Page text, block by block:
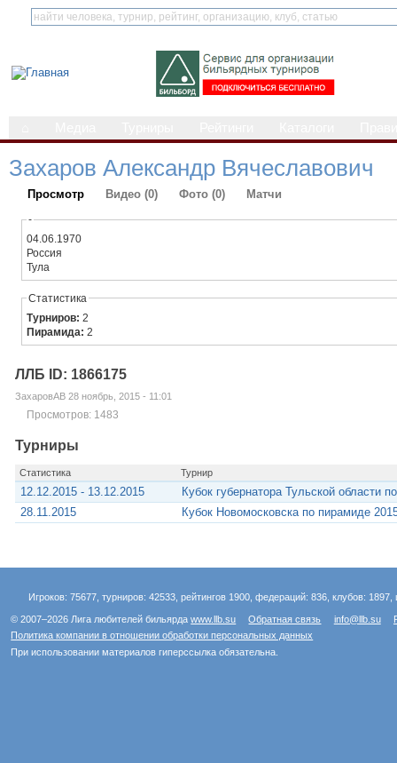
Захаров Александр Вячеславович
Просмотр Видео (0) Фото (0) Матчи
-
04.06.1970
Россия
Тула
Статистика
Турниров:2
Пирамида:2
ЛЛБ ID: 1866175
ЗахаровАВ 28 ноябрь, 2015 - 11:01
Просмотров: 1483
Турниры
Статистика Турнир
12.12.2015 - 13.12.2015
Кубок губернатора Тульской области
28.11.2015
Кубок Новомосковска по пирамиде
Игроков: 75677, турниров: 42533, рейтингов 1900, федераций: 836, клубов:
© 2007–2026 Лига любителей бильярдаwww.llb.su Обратная связь info@llb.su
Политика компании в отношении обработки персональных данных
При использовании материалов гиперссылка обязательна.